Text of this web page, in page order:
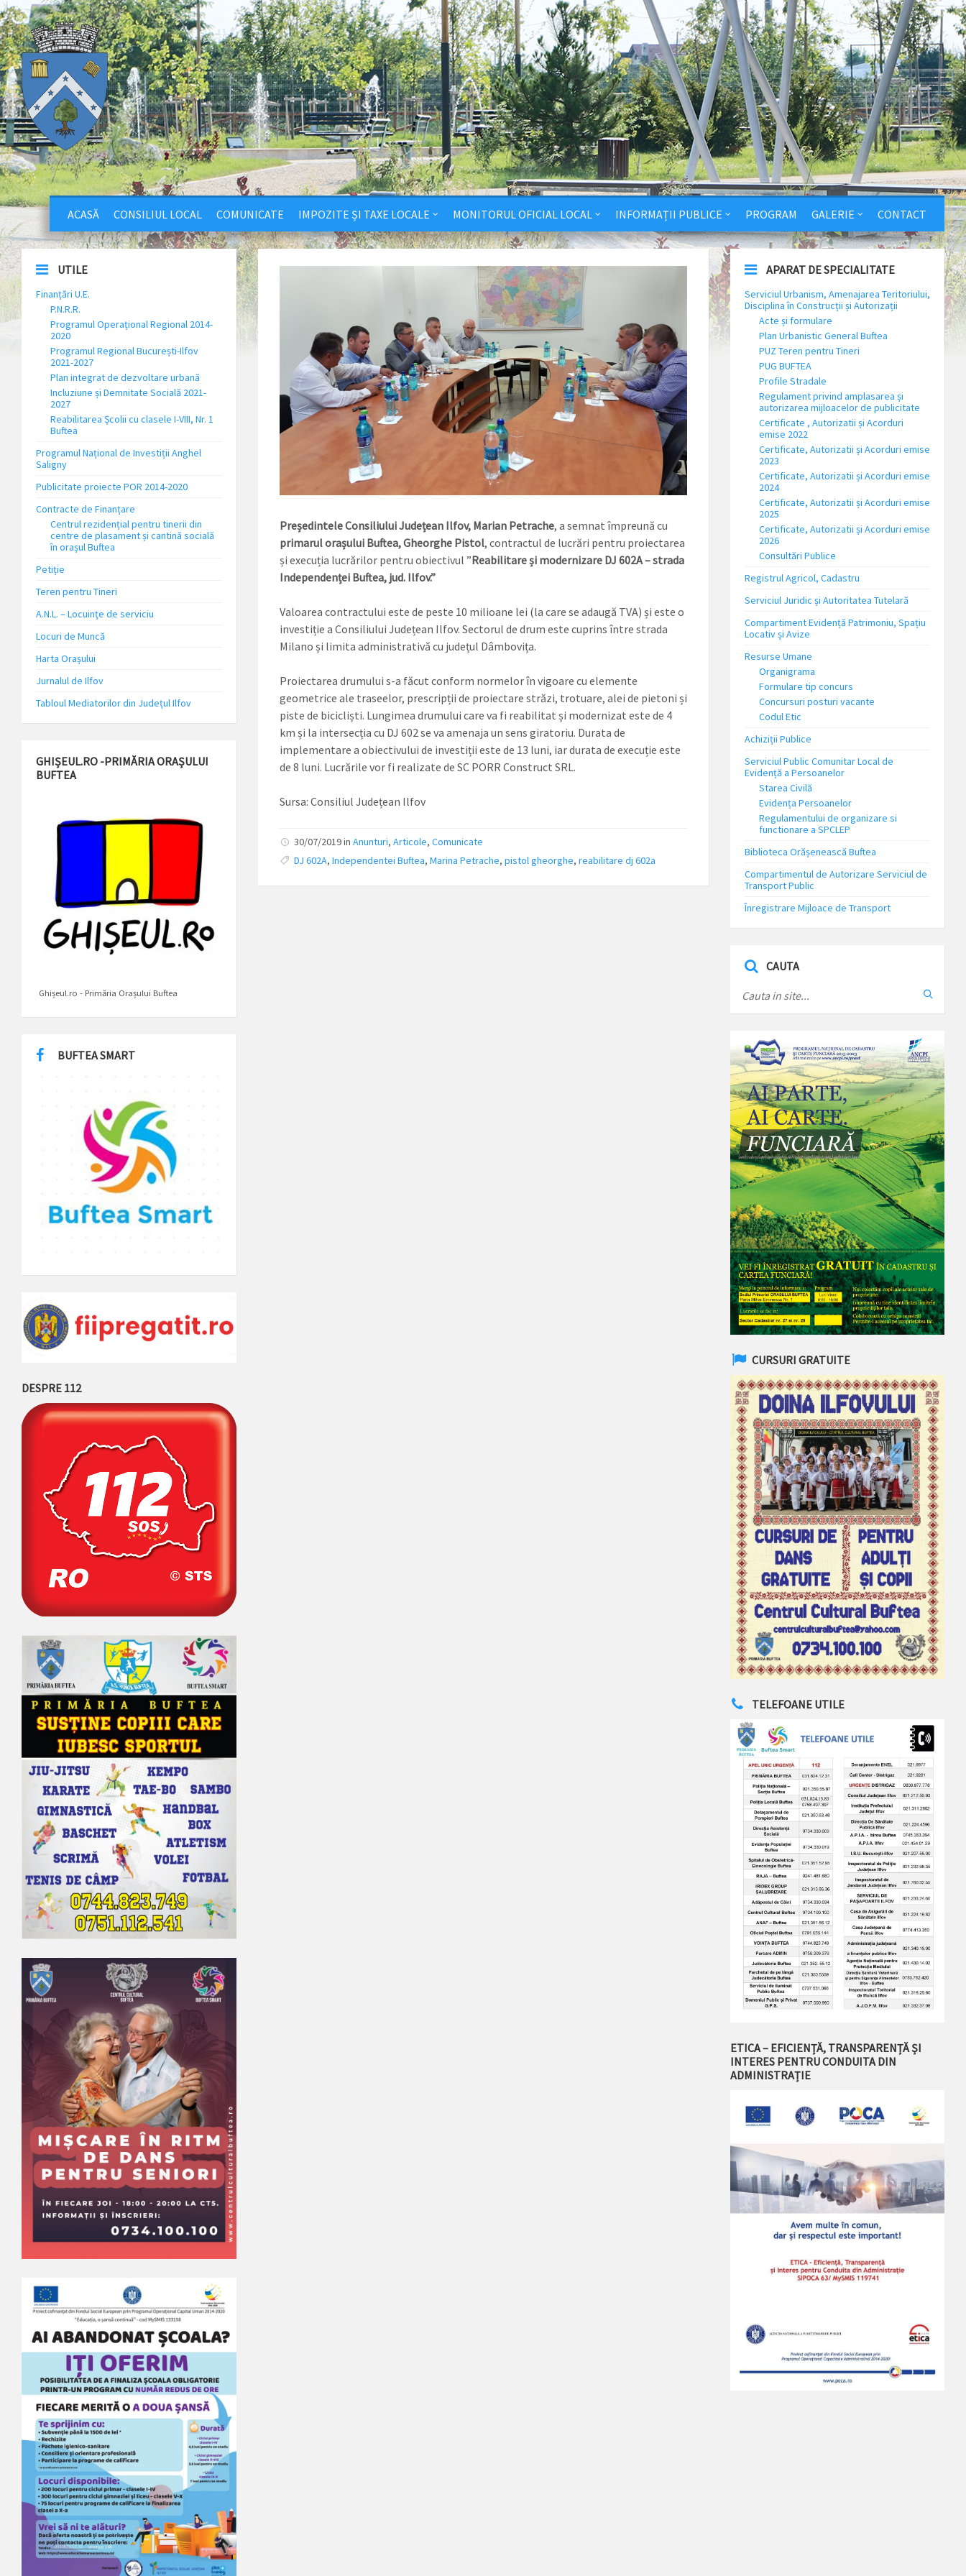
ACASĂ CONSILIUL LOCAL COMUNICATE IMPOZITE ȘI TAXE LOCALE MONITORUL OFICIAL LOCAL INFORMAȚII PUBLICE PROGRAM GALERIE CONTACT
Președintele Consiliului Județean Ilfov, Marian Petrache, a semnat împreună cu
primarul orașului Buftea, Gheorghe Pistol, contractul de lucrări pentru proiectarea
și execuția lucrărilor pentru obiectivul ”Reabilitare și modernizare DJ 602A – strada
Independenței Buftea, jud. Ilfov.”
Valoarea contractului este de peste 10 milioane lei (la care se adaugă TVA) și este o
investiție a Consiliului Județean Ilfov. Sectorul de drum este cuprins între strada
Milano și limita administrativă cu județul Dâmbovița.
Proiectarea drumului s-a făcut conform normelor în vigoare cu elemente
geometrice ale traseelor, prescripții de proiectare străzi, trotuare, alei de pietoni și
piste de bicicliști. Lungimea drumului care va fi reabilitat și modernizat este de 4
km și la intersecția cu DJ 602 se va amenaja un sens giratoriu. Durata de
implementare a obiectivului de investiții este de 13 luni, iar durata de execuție este
de 8 luni. Lucrările vor fi realizate de SC PORR Construct SRL.
Sursa: Consiliul Județean Ilfov
30/07/2019 in Anunturi, Articole, Comunicate
DJ 602A, Independentei Buftea, Marina Petrache, pistol gheorghe, reabilitare dj 602a
UTILE
Finanțări U.E.
P.N.R.R.
Programul Operațional Regional 2014-
2020
Programul Regional București-Ilfov
2021-2027
Plan integrat de dezvoltare urbană
Incluziune și Demnitate Socială 2021-
2027
Reabilitarea Școlii cu clasele I-VIII, Nr. 1
Buftea
Programul Național de Investiții Anghel
Saligny
Publicitate proiecte POR 2014-2020
Contracte de Finanțare
Centrul rezidențial pentru tinerii din
centre de plasament și cantină socială
în orașul Buftea
Petiție
Teren pentru Tineri
A.N.L. – Locuinţe de serviciu
Locuri de Muncă
Harta Orașului
Jurnalul de Ilfov
Tabloul Mediatorilor din Județul Ilfov
GHIȘEUL.RO -PRIMĂRIA ORAȘULUI
BUFTEA
Ghișeul.ro - Primăria Orașului Buftea
BUFTEA SMART
DESPRE 112
APARAT DE SPECIALITATE
Serviciul Urbanism, Amenajarea Teritoriului,
Disciplina în Construcții și Autorizații
Acte și formulare
Plan Urbanistic General Buftea
PUZ Teren pentru Tineri
PUG BUFTEA
Profile Stradale
Regulament privind amplasarea și
autorizarea mijloacelor de publicitate
Certificate , Autorizatii și Acorduri
emise 2022
Certificate, Autorizatii și Acorduri emise
2023
Certificate, Autorizatii și Acorduri emise
2024
Certificate, Autorizatii și Acorduri emise
2025
Certificate, Autorizatii și Acorduri emise
2026
Consultări Publice
Registrul Agricol, Cadastru
Serviciul Juridic și Autoritatea Tutelară
Compartiment Evidență Patrimoniu, Spațiu
Locativ și Avize
Resurse Umane
Organigrama
Formulare tip concurs
Concursuri posturi vacante
Codul Etic
Achiziții Publice
Serviciul Public Comunitar Local de
Evidență a Persoanelor
Starea Civilă
Evidența Persoanelor
Regulamentului de organizare si
functionare a SPCLEP
Biblioteca Orășenească Buftea
Compartimentul de Autorizare Serviciul de
Transport Public
Înregistrare Mijloace de Transport
CAUTA
CURSURI GRATUITE
TELEFOANE UTILE
ETICA – EFICIENȚĂ, TRANSPARENȚĂ ȘI
INTERES PENTRU CONDUITA DIN
ADMINISTRAȚIE